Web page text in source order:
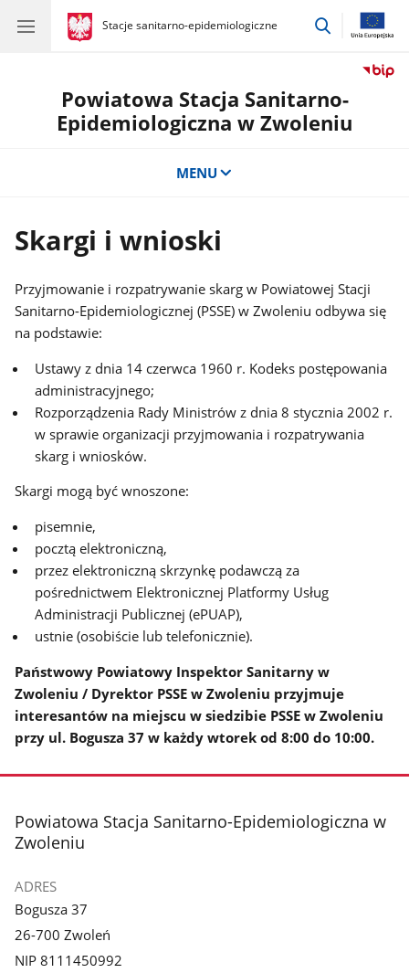
gov.pl
Stacje sanitarno-epidemiologiczne
gov.pl
Stacje
przejdź
Powiatowa Stacja Sanitarno-
Epidemiologiczna w Zwoleniu
MENU
Skargi i wnioski
Przyjmowanie i rozpatrywanie skarg w Powiatowej Stacji
Sanitarno-Epidemiologicznej (PSSE) w Zwoleniu odbywa się
na podstawie:
Ustawy z dnia 14 czerwca 1960 r. Kodeks postępowania
administracyjnego;
Rozporządzenia Rady Ministrów z dnia 8 stycznia 2002 r.
w sprawie organizacji przyjmowania i rozpatrywania
skarg i wniosków.
Skargi mogą być wnoszone:
pisemnie,
pocztą elektroniczną,
przez elektroniczną skrzynkę podawczą za
pośrednictwem Elektronicznej Platformy Usług
Administracji Publicznej (ePUAP),
ustnie (osobiście lub telefonicznie).
Państwowy Powiatowy Inspektor Sanitarny w
Zwoleniu / Dyrektor PSSE w Zwoleniu przyjmuje
interesantów na miejscu w siedzibie PSSE w Zwoleniu
przy ul. Bogusza 37 w każdy wtorek od 8:00 do 10:00.
stopka
Powiatowa Stacja Sanitarno-Epidemiologiczna w
Zwoleniu
ADRES
Bogusza 37
26-700 Zwoleń
NIP 8111450992